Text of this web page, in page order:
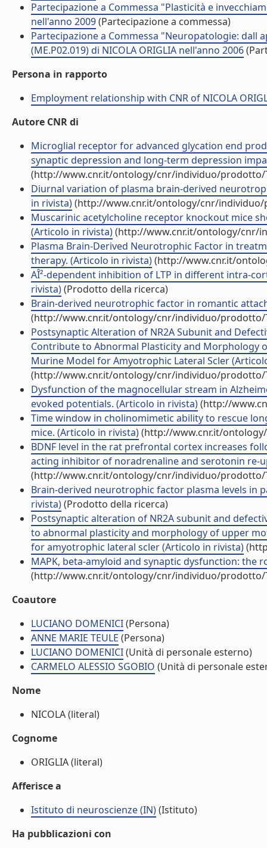
Partecipazione a Commessa "Plasticità e
nell'anno 2009(Partecipazione a commessa)
Partecipazione a Commessa "Neuropatologie:
(ME.P02.019) di NICOLA ORIGLIA nell'anno 2006
Persona in rapporto
Employment relationship with CNR of NICOLA
Autore CNR di
Microglial receptor for advanced glycation end
synaptic depression and long-term depression
(http://www.cnr.it/ontology/cnr/individuo/prodotto/
Diurnal variation of plasma brain-derived
in rivista)(http://www.cnr.it/ontology/cnr/individuo/
Muscarinic acetylcholine receptor knockout mice
(Articolo in rivista)(http://www.cnr.it/ontology/cnr/
Plasma Brain-Derived Neurotrophic Factor in
therapy. (Articolo in rivista)(http://www.cnr.it/
AÎ²-dependent inhibition of LTP in different intra-
rivista)(Prodotto della ricerca)
Brain-derived neurotrophic factor in romantic
(http://www.cnr.it/ontology/cnr/individuo/prodotto/
Postsynaptic Alteration of NR2A Subunit and
Contribute to Abnormal Plasticity and Morphology
Murine Model for Amyotrophic Lateral Scler
(http://www.cnr.it/ontology/cnr/individuo/prodotto/
Dysfunction of the magnocellular stream in
evoked potentials. (Articolo in rivista)(http://
Time window in cholinomimetic ability to rescue
mice. (Articolo in rivista)(http://www.cnr.it/
BDNF level in the rat prefrontal cortex increases
acting inhibitor of noradrenaline and serotonin re-
(http://www.cnr.it/ontology/cnr/individuo/prodotto/
Brain-derived neurotrophic factor plasma levels
rivista)(Prodotto della ricerca)
Postsynaptic alteration of NR2A subunit and
to abnormal plasticity and morphology of upper
for amyotrophic lateral scler (Articolo in rivista)
MAPK, beta-amyloid and synaptic dysfunction: the
(http://www.cnr.it/ontology/cnr/individuo/prodotto/
Coautore
LUCIANO DOMENICI(Persona)
ANNE MARIE TEULE (Persona)
LUCIANO DOMENICI(Unità di personale esterno)
CARMELO ALESSIO SGOBIO (Unità di personale
Nome
NICOLA (literal)
Cognome
ORIGLIA (literal)
Afferisce a
Istituto di neuroscienze (IN)(Istituto)
Ha pubblicazioni con